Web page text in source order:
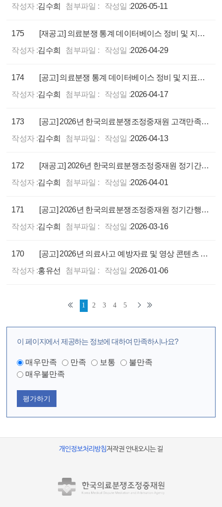
작성자 :김수희 첨부파일 : 작성일 :2026-05-11
175
[재공고] 의료분쟁 통계 데이터베이스 정비 및 지표개발 연구용역
작성자 :김수희 첨부파일 : 작성일 :2026-04-29
174
[공고] 의료분쟁 통계 데이터베이스 정비 및 지표개발 연구용역
작성자 :김수희 첨부파일 : 작성일 :2026-04-17
173
[공고] 2026년 한국의료분쟁조정중재원 고객만족 제고 용역
작성자 :김수희 첨부파일 : 작성일 :2026-04-13
172
[재공고] 2026년 한국의료분쟁조정중재원 정기간행물 소식지 제작 및 발간사업
작성자 :김수희 첨부파일 : 작성일 :2026-04-01
171
[공고] 2026년 한국의료분쟁조정중재원 정기간행물 소식지 제작 및 발간사업
작성자 :김수희 첨부파일 : 작성일 :2026-03-16
170
[공고] 2026년 의료사고 예방자료 및 영상 콘텐츠 제작 용역
작성자 :홍유선 첨부파일 : 작성일 :2026-01-06
1 2 3 4 5
이 페이지에서 제공하는 정보에 대하여 만족하시나요?
매우만족 만족 보통
불만족
매우불만족
평가하기
개인정보처리방침저작권 안내오시는 길